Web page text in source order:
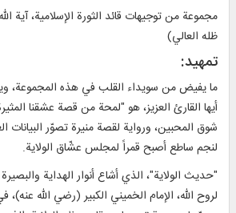
مجموعة من توجيهات قائد الثورة الإسلامية، آية
ظله العالي)
تمهيد:
ما يفيض من سويداء القلب في هذه المجموعة،
أيها القارئ العزيز، هو "لمحة من قصة عشقنا
شوق المحبين، ورواية لقصة منيرة تصوّر البيانات
لنجم ساطع أصبح قمراً لمجلس عشّاق الولاية.
"حديث الولاية"، الذي أشاع أنوار الهداية
لروح الله، الإمام الخميني الكبير (رضي الله عنه)،